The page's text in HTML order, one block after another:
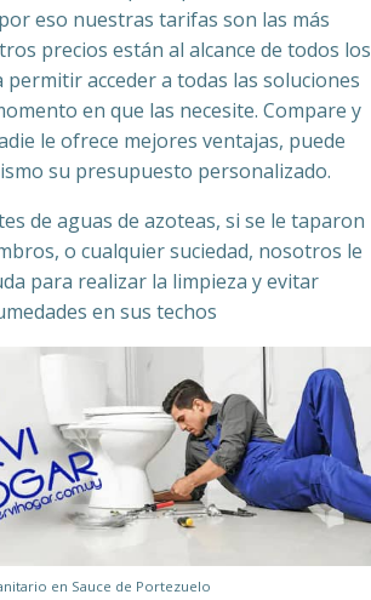
eso nuestras tarifas son las más
precios están al alcance de todos los
permitir acceder a todas las soluciones
en que las necesite. Compare y
le ofrece mejores ventajas, puede
su presupuesto personalizado.
de aguas de azoteas, si se le taparon
o cualquier suciedad, nosotros le
para realizar la limpieza y evitar
en sus techos
en Sauce de Portezuelo